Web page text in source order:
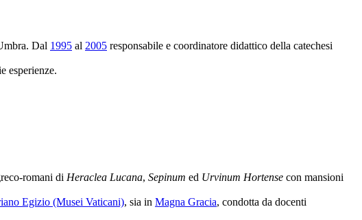
Dal 1995 al 2005 responsabile e coordinatore didattico della catechesi
esperienze.
romani di Heraclea Lucana, Sepinum ed Urvinum Hortense con mansioni
Egizio (Musei Vaticani), sia in Magna Gracia, condotta da docenti